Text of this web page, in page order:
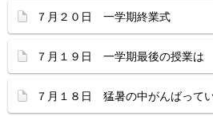
７月２０日 一学期終業式
７月１９日 一学期最後の授業は
７月１８日 猛暑の中がんばって